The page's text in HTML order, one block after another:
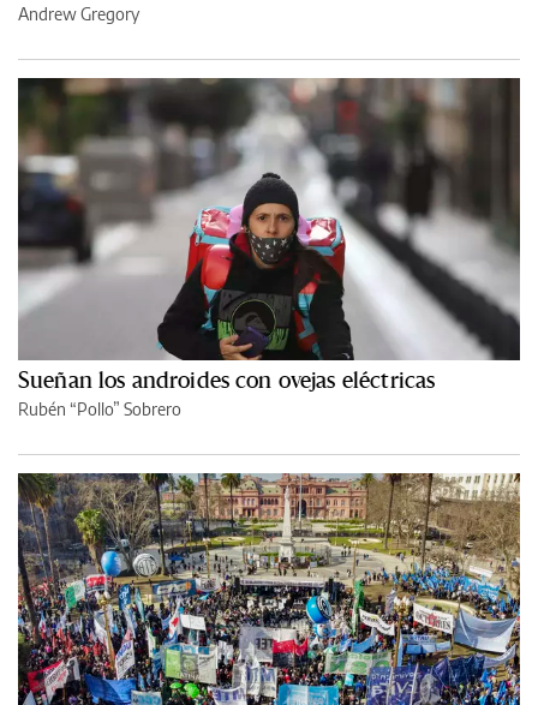
Andrew Gregory
Sueñan los androides con ovejas eléctricas
Rubén “Pollo” Sobrero